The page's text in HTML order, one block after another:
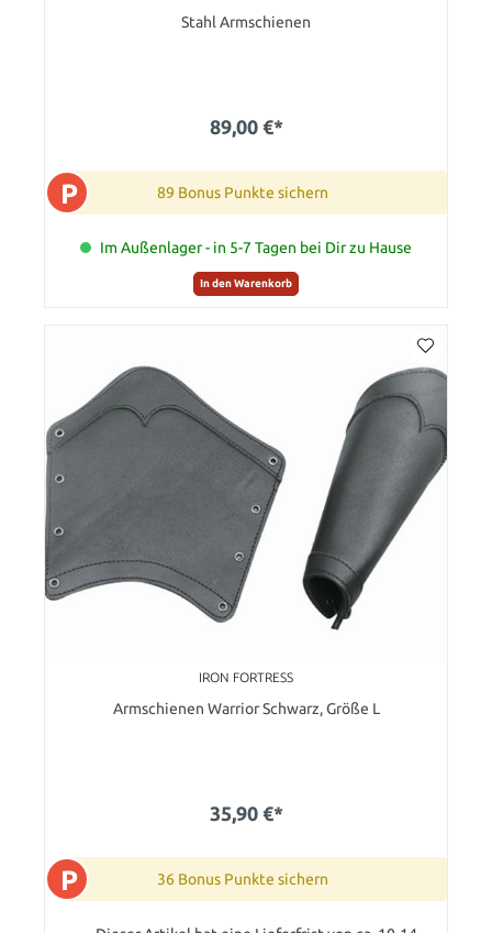
Stahl Armschienen
89,00 €*
P 89 Bonus Punkte sichern
Im Außenlager - in 5-7 Tagen bei Dir zu Hause
In den Warenkorb
IRON FORTRESS
Armschienen Warrior Schwarz, Größe L
35,90 €*
P 36 Bonus Punkte sichern